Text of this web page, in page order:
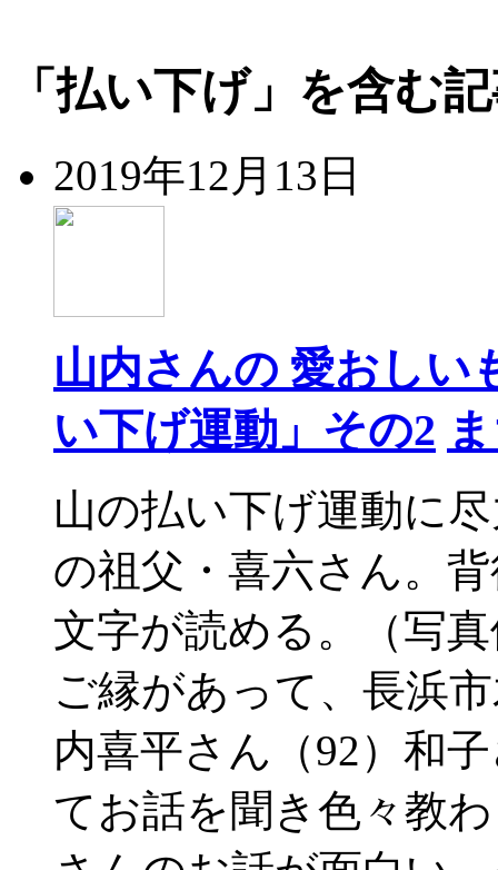
「払い下げ」を含む
2019年12月13日
山内さんの 愛おしい
い下げ運動」その2
山の払い下げ運動に
の祖父・喜六さん。
文字が読める。（写
ご縁があって、長浜
内喜平さん（92）和
てお話を聞き色々教